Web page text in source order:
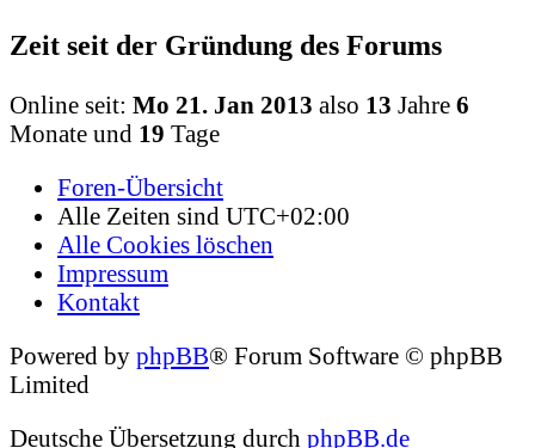
Zeit seit der Gründung des Forums
Online seit: Mo 21. Jan 2013 also 13 Jahre 6
Monate und 19 Tage
Foren-Übersicht
Alle Zeiten sind UTC+02:00
Alle Cookies löschen
Impressum
Kontakt
Powered by phpBB® Forum Software © phpBB
Limited
Deutsche Übersetzung durch phpBB.de